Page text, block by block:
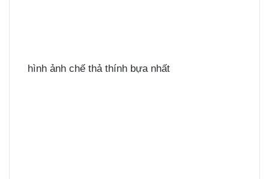
hình ảnh chế thả thính bựa nhất